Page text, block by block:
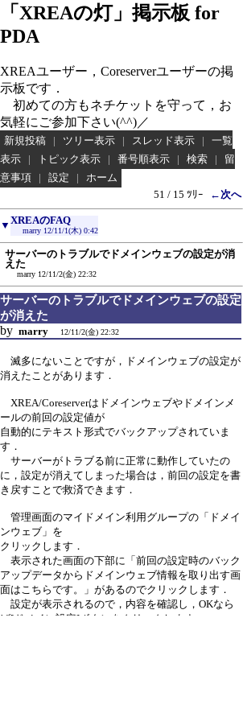
「XREAの灯」掲示板 for
PDA
XREAユーザー，Coreserverユーザーの掲
示板です．
初めての方もネチケットを守って，お
気軽にご参加下さい(^^)／
新規投稿 | ツリー表示 | スレッド表示 |
一覧
表示
| トピック表示 | 番号順表示 | 検索 |
留
意事項
| 設定 |
ホーム
51 / 15 ﾂﾘｰ
←次へ
▼ XREAのFAQ
marry 12/11/1(木) 0:42
サーバーのトラブルでドメインウェブの設定が消
えた
marry 12/11/2(金) 22:32
サーバーのトラブルでドメインウェブの設定
が消えた
by marry 12/11/2(金) 22:32
滅多にないことですが，ドメインウェブの設定が
消えたことがあります．
XREA/Coreserverはドメインウェブやドメインメ
ールの前回の設定値が
自動的にテキスト形式でバックアップされていま
す．
サーバーがトラブる前に正常に動作していたの
に，設定が消えてしまった場合は，前回の設定を書
き戻すことで救済できます．
管理画面のマイドメイン利用グループの「ドメイ
ンウェブ」を
クリックします．
表示された画面の下部に「前回の設定時のバック
アップデータからドメインウェブ情報を取り出す画
面はこちらです。」があるのでクリックします．
設定が表示されるので，内容を確認し，OKなら
ば[ドメイン設定]ボタンをクリックします．